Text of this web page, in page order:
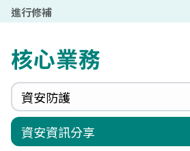
究
進行修補
核心業務
資安防護
政府組態基準(GCB)
資通安全弱點通報機制(VANS)
端點偵測及應變機制(EDR)
零信任架構(ZTA)
國家資安聯防監控中心(N-SOC)
國家資安通報應變中心(N-CERT)
資安資訊分享